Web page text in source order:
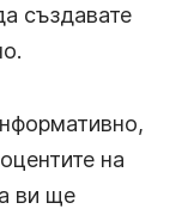
създавате
на
ви ще